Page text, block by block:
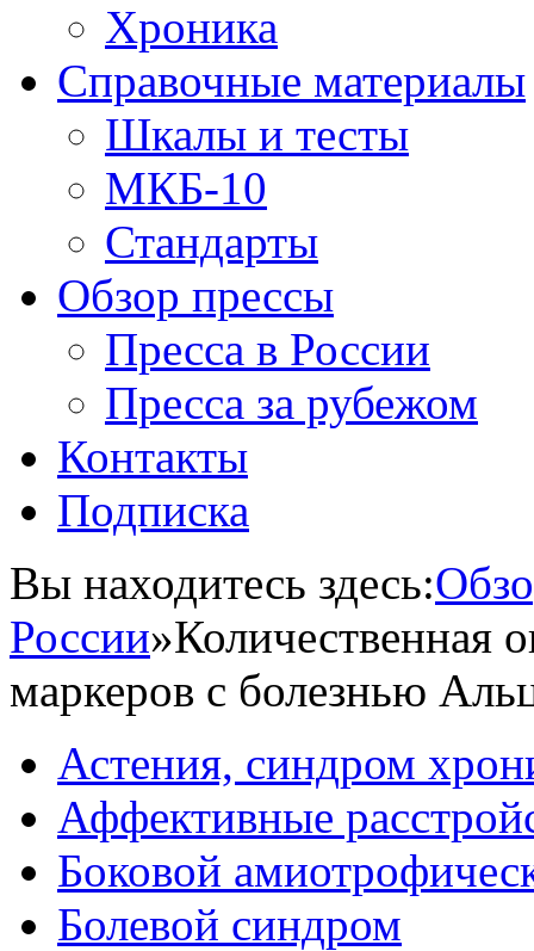
Хроника
Справочные материалы
Шкалы и тесты
МКБ-10
Стандарты
Обзор прессы
Пресса в России
Пресса за рубежом
Контакты
Подписка
Вы находитесь здесь:
России»Количественная
маркеров с болезнью
Астения, синдром
Аффективные
Боковой
Болевой синдром